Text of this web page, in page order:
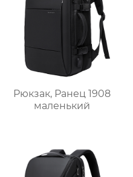
Рюкзак, Ранец 1908
маленький